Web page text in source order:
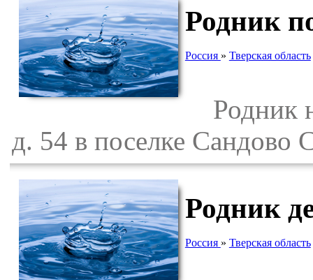
Родник
Россия » Тверская область
Родник
д. 54 в поселке Сандово
Родник
Россия » Тверская область